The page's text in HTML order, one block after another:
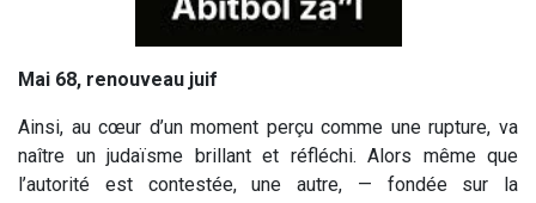
Mai 68, renouveau juif
Ainsi, au cœur d’un moment perçu comme une rupture, va
naître un judaïsme brillant et réfléchi. Alors même que
l’autorité est contestée, une autre, — fondée sur la